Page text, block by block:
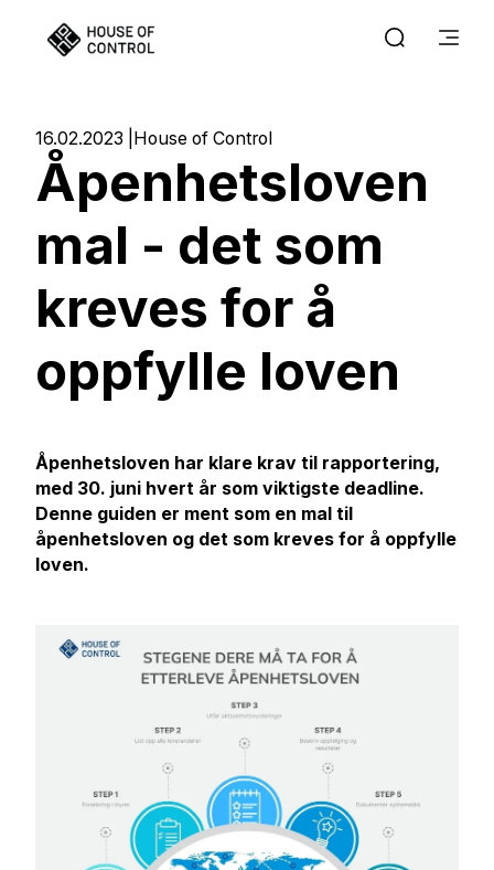
16.02.2023 House of Control
Åpenhetsloven
mal - det som
kreves for å
oppfylle loven
Åpenhetsloven har klare krav til rapportering,
med 30. juni hvert år som viktigste deadline.
Denne guiden er ment som en mal til
åpenhetsloven og det som kreves for å oppfylle
loven.